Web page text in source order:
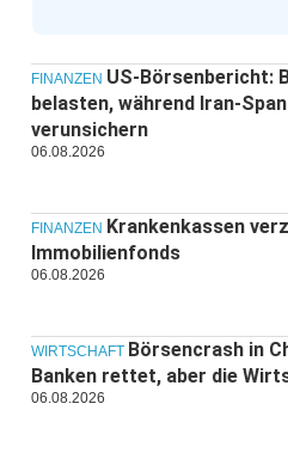
FINANZEN US-Börsenbericht:
belasten, während Iran-
verunsichern
06.08.2026
FINANZEN Krankenkassen
Immobilienfonds
06.08.2026
WIRTSCHAFT Börsencrash in
Banken rettet, aber die
06.08.2026